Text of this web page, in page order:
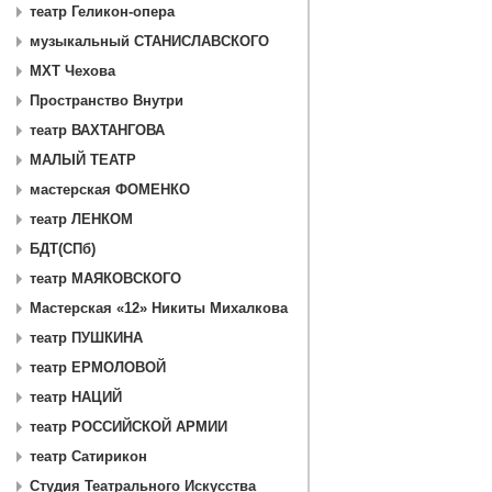
театр Геликон-опера
музыкальный СТАНИСЛАВСКОГО
МХТ Чехова
Пространство Внутри
театр ВАХТАНГОВА
МАЛЫЙ ТЕАТР
мастерская ФОМЕНКО
театр ЛЕНКОМ
БДТ(СПб)
театр МАЯКОВСКОГО
Мастерская «12» Никиты Михалкова
театр ПУШКИНА
театр ЕРМОЛОВОЙ
театр НАЦИЙ
театр РОССИЙСКОЙ АРМИИ
театр Сатирикон
Студия Театрального Искусства